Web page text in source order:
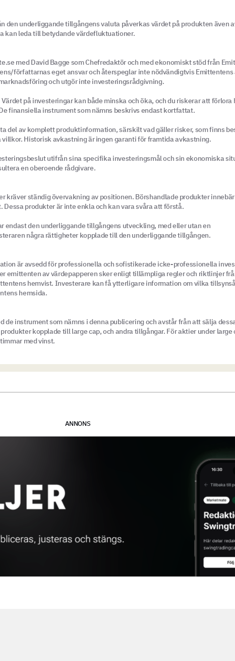
den underliggande tillgångens valuta påverkas värdet på produkten även
kan leda till betydande värdefluktuationer.
med David Bagge som Chefredaktör och med ekonomiskt stöd från
författarnas eget ansvar och återspeglar inte nödvändigtvis Emittentens
och utgör inte investeringsrådgivning.
på investeringar kan både minska och öka, och du riskerar att förlora
finansiella instrument som nämns beskrivs endast kortfattat.
del av komplett produktinformation, särskilt vad gäller risker, som finns
Historisk avkastning är ingen garanti för framtida avkastning.
utifrån sina specifika investeringsmål och sin ekonomiska
en oberoende rådgivare.
kräver ständig övervakning av positionen. Börshandlade produkter
Dessa produkter är inte enkla och kan vara svåra att förstå.
endast den underliggande tillgångens utveckling, med eller utan en
några rättigheter kopplade till den underliggande tillgången.
är avsedd för professionella och sofistikerade icke-professionella
emittenten av värdepapperen sker enligt tillämpliga regler och riktlinjer
hemvist. Investerare kan få ytterligare information om vilka
hemsida.
de instrument som nämns i denna publicering och avstår från att sälja
kopplade till large cap, och andra tillgångar. För aktier under large
med vinst.
ANNONS